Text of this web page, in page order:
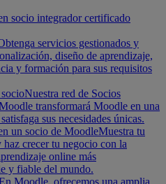
socio integrador certificado
servicios gestionados y
diseño de aprendizaje,
y formación para sus requisitos
Nuestra red de Socios
transformará Moodle en una
sus necesidades únicas.
un socio de MoodleMuestra tu
haz crecer tu negocio con la
online más
y fiable del mundo.